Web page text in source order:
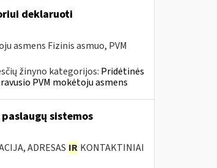
deklaruoti
asmens Fizinis asmuo, PVM
žinyno kategorijos: Pridėtinės
PVM mokėtoju asmens
sistemos
ADRESAS IR KONTAKTINIAI